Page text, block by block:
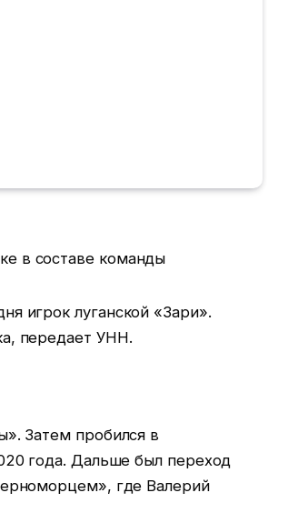
игрок луганской «Зари».
передает УНН.
Затем пробился в
года. Дальше был переход
где Валерий